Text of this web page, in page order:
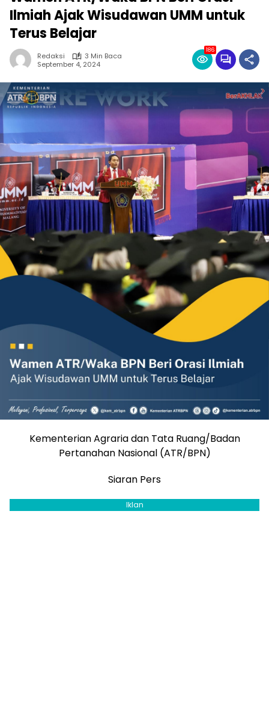
Ilmiah Ajak Wisudawan UMM untuk
Terus Belajar
Redaksi
3 Min Baca
September 4, 2024
186
Kementerian Agraria dan Tata Ruang/Badan
Pertanahan Nasional (ATR/BPN)
Siaran Pers
Iklan